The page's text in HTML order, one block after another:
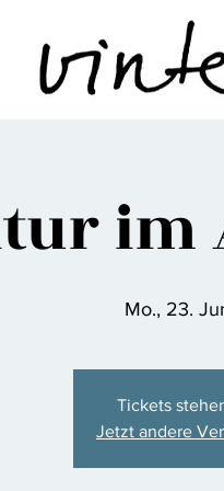
im
Mo., 23.
Tickets
Jetzt andere